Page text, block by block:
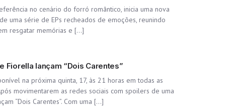
no cenário do forró romântico, inicia uma nova
uma série de EPs recheados de emoções, reunindo
resgatar memórias e […]
Fiorella lançam “Dois Carentes”
na próxima quinta, 17, às 21 horas em todas as
movimentarem as redes sociais com spoilers de uma
“Dois Carentes”. Com uma […]